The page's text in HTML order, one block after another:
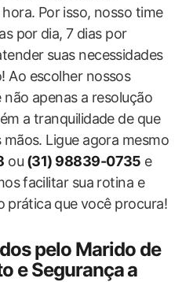
Por ⁣isso, nosso time
por⁢ dia, 7 dias por
suas necessidades
Ao escolher nossos
apenas a resolução
a tranquilidade de que
mãos. Ligue agora mesmo
ou⁣ (31) 98839-0735 ‍e
⁤facilitar sua‍ rotina e
⁢prática⁤ que você procura!
pelo Marido de⁢
e Segurança ⁣a